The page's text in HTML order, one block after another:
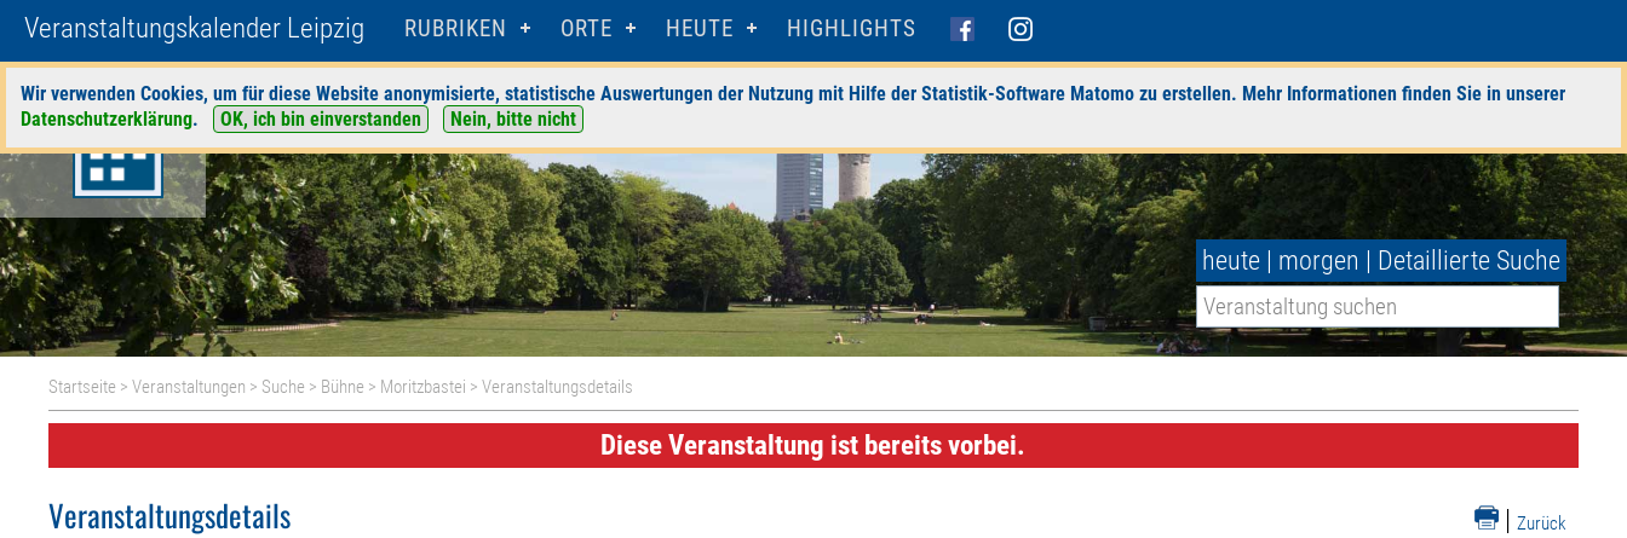
Veranstaltungskalender Leipzig RUBRIKEN ORTE HEUTE HIGHLIGHTS
Wir verwenden Cookies, um für diese Website anonymisierte, statistische Auswertungen der Nutzung mit Hilfe der Statistik-Software Matomo zu erstellen. Mehr Informationen finden Sie in unserer
Datenschutzerklärung. OK, ich bin einverstanden Nein, bitte nicht
heute | morgen | Detaillierte Suche
Startseite >Veranstaltungen > Suche > Bühne > Moritzbastei > Veranstaltungsdetails
Diese Veranstaltung ist bereits vorbei.
| Zurück
Veranstaltungsdetails